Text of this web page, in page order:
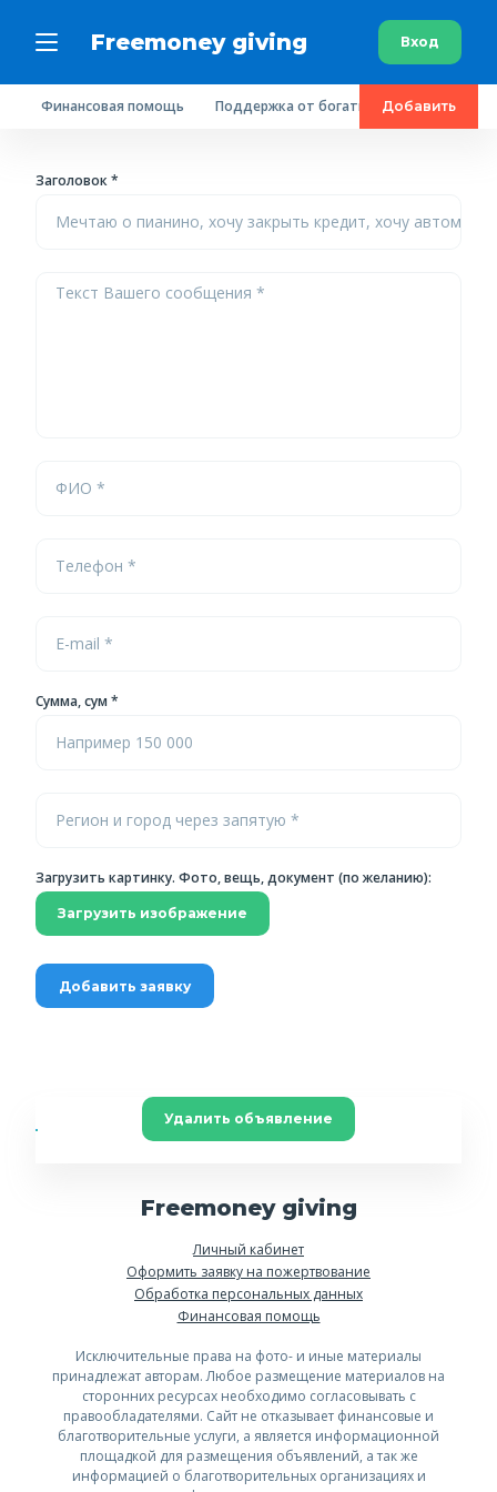
Freemoney giving Вход
Финансовая помощь Поддержка от богатых людей
Добавить
Заголовок *
Сумма, сум *
Загрузить картинку. Фото, вещь, документ (по желанию):
Загрузить изображение
Удалить объявление
Freemoney giving
Личный кабинет
Оформить заявку на пожертвование
Обработка персональных данных
Финансовая помощь
Исключительные права на фото- и иные материалы
принадлежат авторам. Любое размещение материалов на
сторонних ресурсах необходимо согласовывать с
правообладателями. Сайт не отказывает финансовые и
благотворительные услуги, а является информационной
площадкой для размещения объявлений, а так же
информацией о благотворительных организациях и